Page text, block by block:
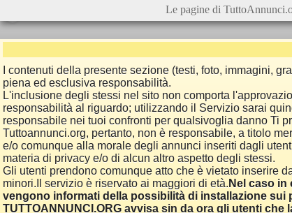
I contenuti della presente sezione (testi, foto, immagini,
piena ed esclusiva responsabilità.
L'inclusione degli stessi nel sito non comporta
responsabilità al riguardo; utilizzando il Servizio sarai
responsabile nei tuoi confronti per qualsivoglia danno Ti
Tuttoannunci.org, pertanto, non è responsabile, a titolo
e/o comunque alla morale degli annunci inseriti dagli
materia di privacy e/o di alcun altro aspetto degli stessi.
Gli utenti prendono comunque atto che è vietato inserire
minori.Il servizio è riservato ai maggiori di età. Nel caso
vengono informati della possibilità di installazione
TUTTOANNUNCI.ORG avvisa sin da ora gli utenti
Le pagine di